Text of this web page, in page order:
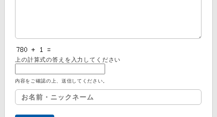
上の計算式の答えを入力してください
内容をご確認の上、送信してください。